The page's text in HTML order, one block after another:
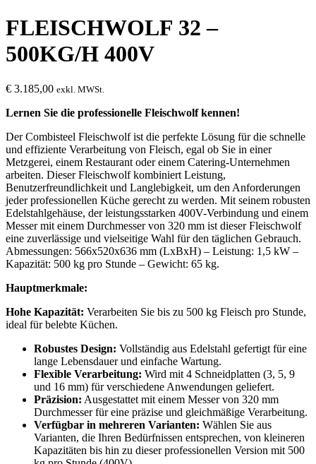
FLEISCHWOLF 32 –
500KG/H 400V
€ 3.185,00 exkl. MWSt.
Lernen Sie die professionelle Fleischwolf kennen!
Der Combisteel Fleischwolf ist die perfekte Lösung für die schnelle
und effiziente Verarbeitung von Fleisch, egal ob Sie in einer
Metzgerei, einem Restaurant oder einem Catering-Unternehmen
arbeiten. Dieser Fleischwolf kombiniert Leistung,
Benutzerfreundlichkeit und Langlebigkeit, um den Anforderungen
jeder professionellen Küche gerecht zu werden. Mit seinem robusten
Edelstahlgehäuse, der leistungsstarken 400V-Verbindung und einem
Messer mit einem Durchmesser von 320 mm ist dieser Fleischwolf
eine zuverlässige und vielseitige Wahl für den täglichen Gebrauch.
Abmessungen: 566x520x636 mm (LxBxH) – Leistung: 1,5 kW –
Kapazität: 500 kg pro Stunde – Gewicht: 65 kg.
Hauptmerkmale:
Hohe Kapazität: Verarbeiten Sie bis zu 500 kg Fleisch pro Stunde,
ideal für belebte Küchen.
Robustes Design: Vollständig aus Edelstahl gefertigt für eine
lange Lebensdauer und einfache Wartung.
Flexible Verarbeitung: Wird mit 4 Schneidplatten (3, 5, 9
und 16 mm) für verschiedene Anwendungen geliefert.
Präzision: Ausgestattet mit einem Messer von 320 mm
Durchmesser für eine präzise und gleichmäßige Verarbeitung.
Verfügbar in mehreren Varianten: Wählen Sie aus
Varianten, die Ihren Bedürfnissen entsprechen, von kleineren
Kapazitäten bis hin zu dieser professionellen Version mit 500